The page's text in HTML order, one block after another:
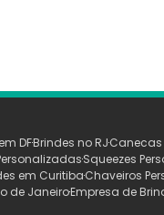
DFBrindes no RJCanecas
Squeezes
em CuritibaChaveiros
de JaneiroEmpresa de